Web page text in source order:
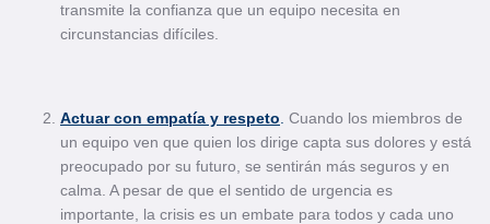
transmite la confianza que un equipo necesita en
circunstancias difíciles.
Actuar con empatía y respeto Cuando los miembros de
un equipo ven que quien los dirige capta sus dolores y está
preocupado por su futuro, se sentirán más seguros y en
calma. A pesar de que el sentido de urgencia es
importante, la crisis es un embate para todos y cada uno